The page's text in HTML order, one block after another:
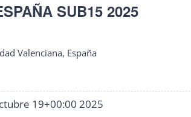
SUB15 2025
Valenciana, España
19+00:00 2025